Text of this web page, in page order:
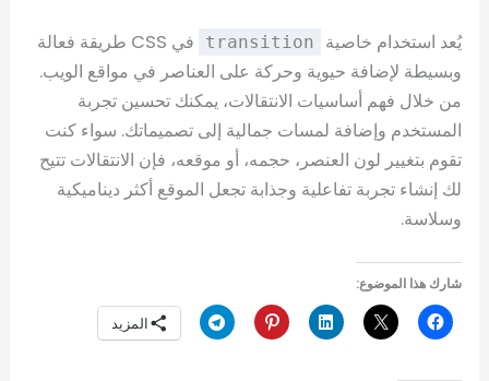
يُعد استخدام خاصية transition
في CSS طريقة فعالة
وبسيطة لإضافة حيوية وحركة على العناصر في مواقع الويب.
من خلال فهم أساسيات الانتقالات، يمكنك تحسين تجربة
المستخدم وإضافة لمسات جمالية إلى تصميماتك. سواء كنت
تقوم بتغيير لون العنصر، حجمه، أو موقعه، فإن الانتقالات تتيح
لك إنشاء تجربة تفاعلية وجذابة تجعل الموقع أكثر ديناميكية
وسلاسة.
شارك هذا الموضوع:
المزيد